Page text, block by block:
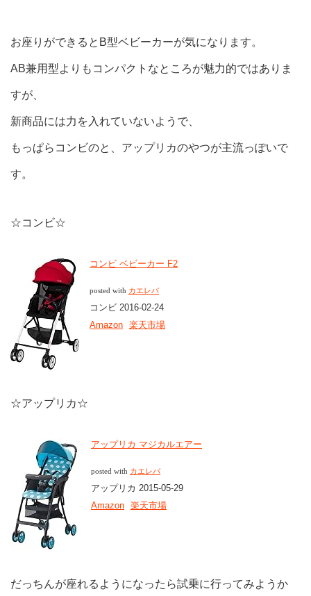
お座りができるとB型ベビーカーが気になります。
AB兼用型よりもコンパクトなところが魅力的ではありま
すが、
新商品には力を入れていないようで、
もっぱらコンビのと、アップリカのやつが主流っぽいで
す。
☆コンビ☆
コンビ ベビーカー F2
posted with カエレバ
コンビ 2016-02-24
Amazon 楽天市場
☆アップリカ☆
アップリカ マジカルエアー
posted with カエレバ
アップリカ 2015-05-29
Amazon 楽天市場
だっちんが座れるようになったら試乗に行ってみようか